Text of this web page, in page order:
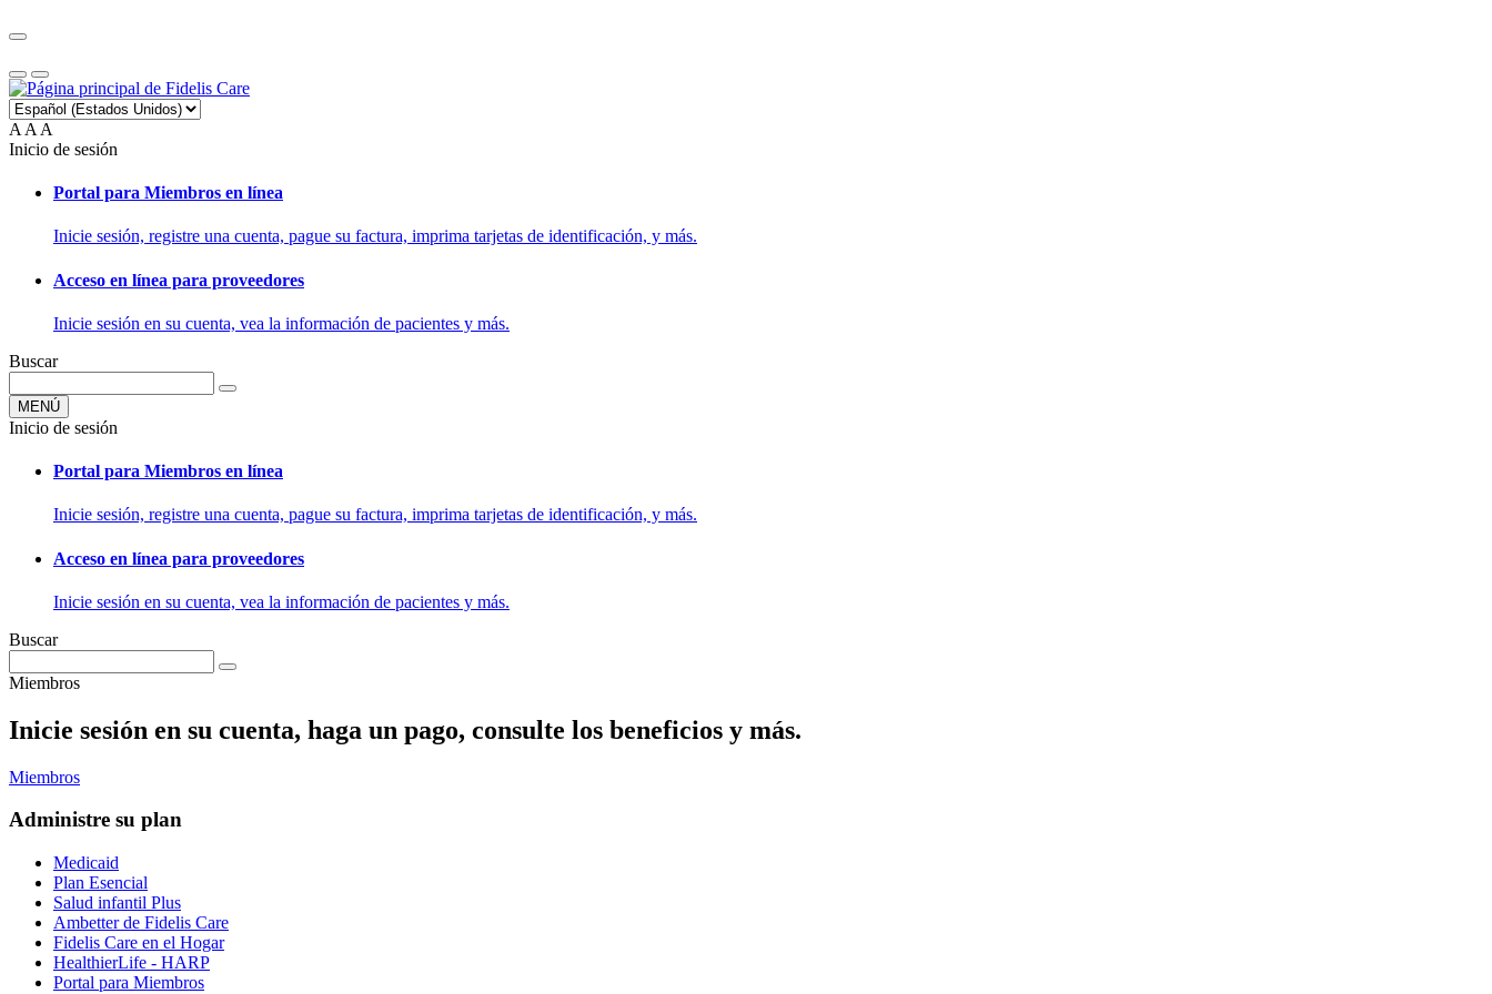
A A A
Inicio de sesión
Portal para Miembros en línea
Inicie sesión, registre una cuenta, pague su factura, imprima tarjetas de identificación, y más.
Acceso en línea para proveedores
Inicie sesión en su cuenta, vea la información de pacientes y más.
Buscar
MENÚ
Inicio de sesión
Portal para Miembros en línea
Inicie sesión, registre una cuenta, pague su factura, imprima tarjetas de identificación, y más.
Acceso en línea para proveedores
Inicie sesión en su cuenta, vea la información de pacientes y más.
Buscar
Miembros
Inicie sesión en su cuenta, haga un pago, consulte los beneficios y más.
Miembros
Administre su plan
Medicaid
Plan Esencial
Salud infantil Plus
Ambetter de Fidelis Care
Fidelis Care en el Hogar
HealthierLife - HARP
Portal para Miembros